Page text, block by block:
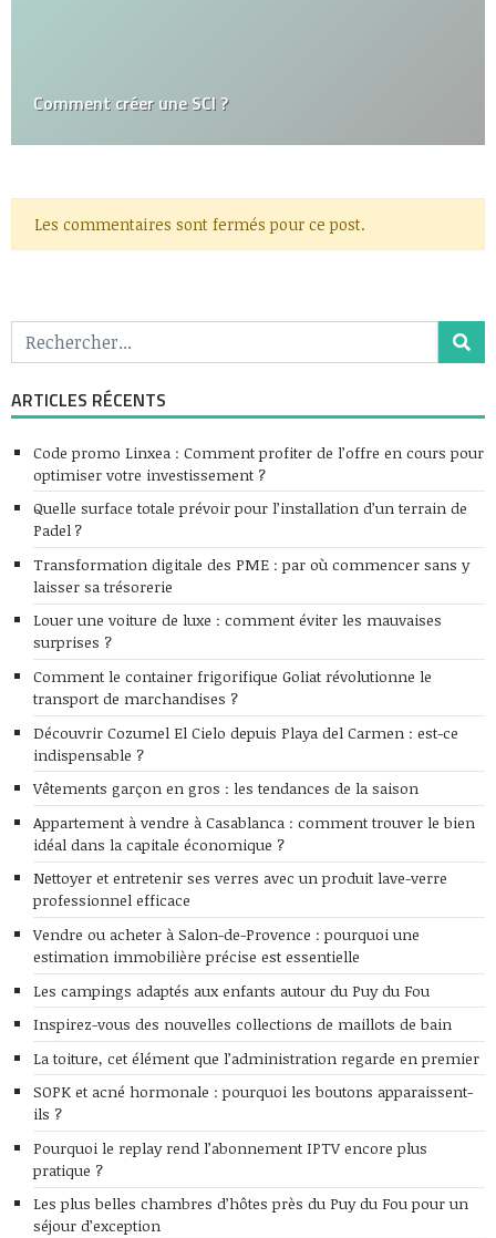
Comment créer une SCI ?
Les commentaires sont fermés pour ce post.
ARTICLES RÉCENTS
Code promo Linxea : Comment profiter de l’offre en cours pour
optimiser votre investissement ?
Quelle surface totale prévoir pour l’installation d’un terrain de
Padel ?
Transformation digitale des PME : par où commencer sans y
laisser sa trésorerie
Louer une voiture de luxe : comment éviter les mauvaises
surprises ?
Comment le container frigorifique Goliat révolutionne le
transport de marchandises ?
Découvrir Cozumel El Cielo depuis Playa del Carmen : est-ce
indispensable ?
Vêtements garçon en gros : les tendances de la saison
Appartement à vendre à Casablanca : comment trouver le bien
idéal dans la capitale économique ?
Nettoyer et entretenir ses verres avec un produit lave-verre
professionnel efficace
Vendre ou acheter à Salon-de-Provence : pourquoi une
estimation immobilière précise est essentielle
Les campings adaptés aux enfants autour du Puy du Fou
Inspirez-vous des nouvelles collections de maillots de bain
La toiture, cet élément que l’administration regarde en premier
SOPK et acné hormonale : pourquoi les boutons apparaissent-
ils ?
Pourquoi le replay rend l’abonnement IPTV encore plus
pratique ?
Les plus belles chambres d’hôtes près du Puy du Fou pour un
séjour d’exception